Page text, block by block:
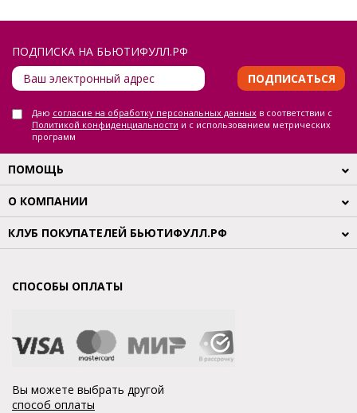
ПОДПИСКА НА БЬЮТИФУЛЛ.РФ
ПОДПИСАТЬСЯ
Даю согласие на обработку персональных данныхв соответствии с
Политикой конфиденциальности и с использованием метрических
программ
ПОМОЩЬ
О КОМПАНИИ
КЛУБ ПОКУПАТЕЛЕЙ БЬЮТИФУЛЛ.РФ
СПОСОБЫ ОПЛАТЫ
Вы можете выбрать другой
способ оплаты